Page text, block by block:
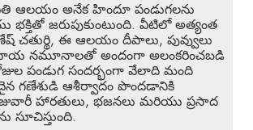
ఆలయం అనేక హిందూ పండుగలను
జరుపుకుంటుంది. వీటిలో అత్యంత
చతుర్థి, ఈ ఆలయం దీపాలు, పువ్వులు
నమూనాలతో అందంగా అలంకరించబడి
పండుగ సందర్భంగా వేలాది మంది
గణేశుడి ఆశీర్వాదం పొందడానికి
హారతులు, భజనలు మరియు ప్రసాద
సూచిస్తుంది.